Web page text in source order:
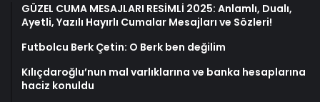
GÜZEL CUMA MESAJLARI RESİMLİ 2025: Anlamlı, Dualı,
Ayetli, Yazılı Hayırlı Cumalar Mesajları ve Sözleri!
Futbolcu Berk Çetin: O Berk ben değilim
Kılıçdaroğlu’nun mal varlıklarına ve banka hesaplarına
haciz konuldu